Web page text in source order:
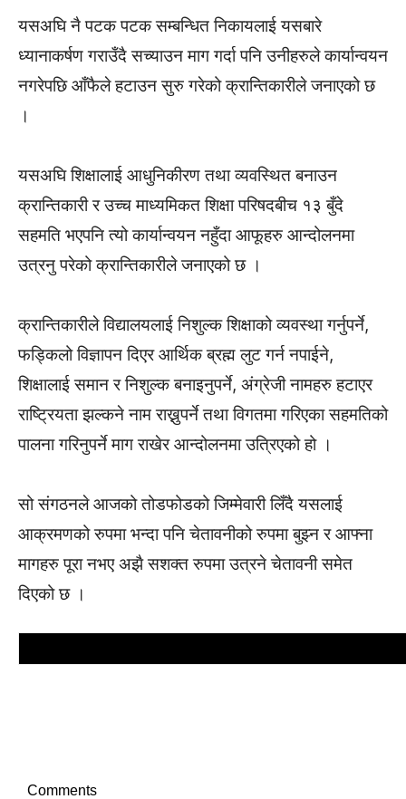
यसअघि नै पटक पटक सम्बन्धित निकायलाई यसबारे
ध्यानाकर्षण गराउँदै सच्याउन माग गर्दा पनि उनीहरुले कार्यान्वयन
नगरेपछि आँफैले हटाउन सुरु गरेको क्रान्तिकारीले जनाएको छ
।
यसअघि शिक्षालाई आधुनिकीरण तथा व्यवस्थित बनाउन
क्रान्तिकारी र उच्च माध्यमिकत शिक्षा परिषदबीच १३ बुँदे
सहमति भएपनि त्यो कार्यान्वयन नहुँदा आफूहरु आन्दोलनमा
उत्रनु परेको क्रान्तिकारीले जनाएको छ ।
क्रान्तिकारीले विद्यालयलाई निशुल्क शिक्षाको व्यवस्था गर्नुपर्ने,
फड्किलो विज्ञापन दिएर आर्थिक ब्रह्म लुट गर्न नपाईने,
शिक्षालाई समान र निशुल्क बनाइनुपर्ने, अंग्रेजी नामहरु हटाएर
राष्ट्रियता झल्कने नाम राख्नुपर्ने तथा विगतमा गरिएका सहमतिको
पालना गरिनुपर्ने माग राखेर आन्दोलनमा उत्रिएको हो ।
सो संगठनले आजको तोडफोडको जिम्मेवारी लिँदै यसलाई
आक्रमणको रुपमा भन्दा पनि चेतावनीको रुपमा बुझ्न र आफ्ना
मागहरु पूरा नभए अझै सशक्त रुपमा उत्रने चेतावनी समेत
दिएको छ ।
Comments